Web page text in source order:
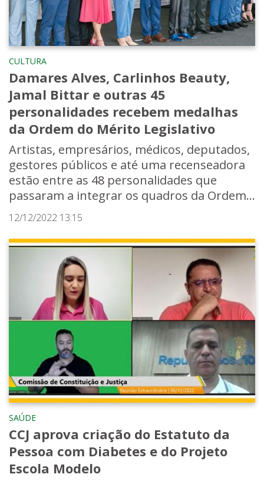
CULTURA
Damares Alves, Carlinhos Beauty,
Jamal Bittar e outras 45
personalidades recebem medalhas
da Ordem do Mérito Legislativo
Artistas, empresários, médicos, deputados,
gestores públicos e até uma recenseadora
estão entre as 48 personalidades que
passaram a integrar os quadros da Ordem...
12/12/2022 13:15
SAÚDE
CCJ aprova criação do Estatuto da
Pessoa com Diabetes e do Projeto
Escola Modelo